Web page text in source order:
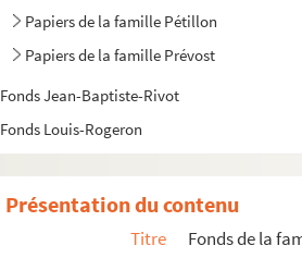
Papiers de la famille Pétillon
Papiers de la famille Prévost
Fonds Jean-Baptiste-Rivot
Fonds Louis-Rogeron
Présentation du contenu
Titre
Fonds de la